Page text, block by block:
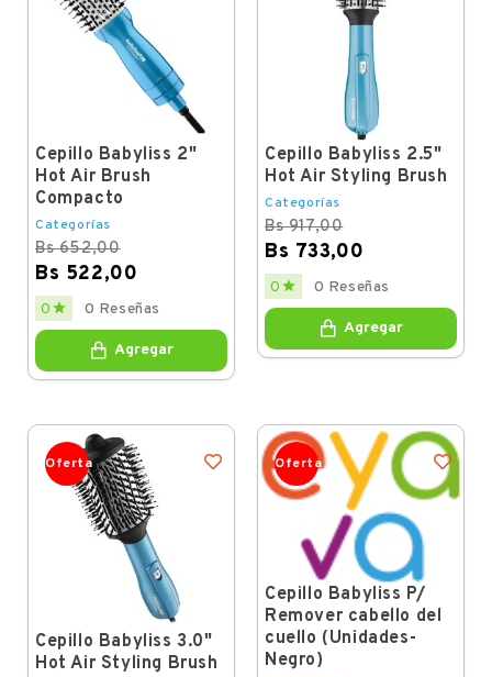
Cepillo Babyliss 2"
Hot Air Brush
Compacto
Categorías
Bs 652,00
Bs 522,00
Regular
price
Price
0  0 Reseñas
Agregar
Cepillo Babyliss 2.5"
Hot Air Styling Brush
Categorías
Bs 917,00
Bs 733,00
Regular
price
Price
0  0 Reseñas
Agregar
Oferta
Cepillo Babyliss 3.0"
Hot Air Styling Brush
Oferta
Cepillo Babyliss P/
Remover cabello del
cuello (Unidades-
Negro)